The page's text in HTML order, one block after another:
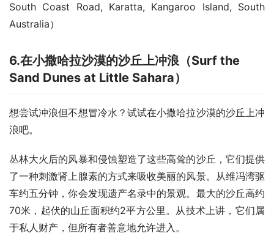
South Coast Road, Karatta, Kangaroo Island, South
Australia）
6.在小撒哈拉沙漠的沙丘上冲浪（Surf the
Sand Dunes at Little Sahara）
想尝试冲浪但不想冒冷水？试试在小撒哈拉沙漠的沙丘上冲
浪吧。
丛林大火后的风暴和侵蚀塑造了这些高耸的沙丘，它们提供
了一种刺激肾上腺素的方式来吸收美丽的风景。从维冯湾驱
车约五分钟，你会发现遗产名录中的景观。最大的沙丘高约
70米，起伏的山丘面积约2平方公里。从技术上讲，它们属
于私人财产，但所有者善意地允许进入。